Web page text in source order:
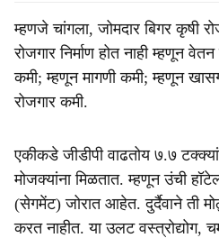
म्हणजे चांगला, जोमदार बिगर कृषी
रोजगार निर्माण होत नाही म्हणून
कमी; म्हणून मागणी कमी; म्हणून
रोजगार कमी.
एकीकडे जीडीपी वाढतोय ७.७
मोजक्यांना मिळतात. म्हणून उंची
(सेगमेंट) जोरात आहेत. दुर्दैवाने ती
करत नाहीत. या उलट वस्त्रोद्योग,